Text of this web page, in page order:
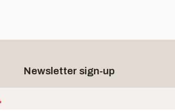
Newsletter sign-up